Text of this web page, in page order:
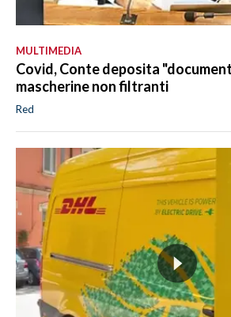
MULTIMEDIA
Covid, Conte deposita
mascherine non filtranti
Red